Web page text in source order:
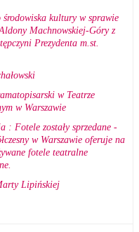
środowiska kultury w sprawie
Machnowskiej-Góry z
Prezydenta m.st.
w Teatrze
w Warszawie
: Fotele zostały sprzedane -
w Warszawie oferuje na
fotele teatralne
Lipińskiej